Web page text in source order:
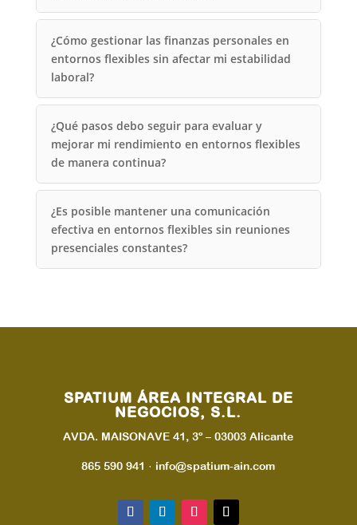
¿Cómo gestionar las finanzas personales en
entornos flexibles sin afectar mi estabilidad
laboral?
¿Qué pasos debo seguir para evaluar y
mejorar mi rendimiento en entornos flexibles
de manera continua?
¿Es posible mantener una comunicación
efectiva en entornos flexibles sin reuniones
presenciales constantes?
SPATIUM ÁREA INTEGRAL DE
NEGOCIOS, S.L.
AVDA. MAISONAVE 41, 3º – 03003 Alicante
865 590 941 · info@spatium-ain.com